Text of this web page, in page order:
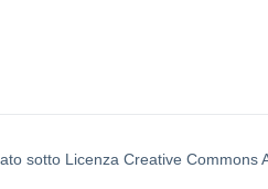
sotto Licenza Creative Commons